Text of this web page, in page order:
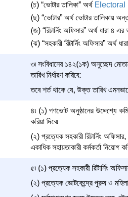
(চ) “ভোটার তালিকা” অর্থ Electoral
(ছ) “ভোটার” অর্থ ভোটার তালিকায়
(জ) “রিটার্নিং অফিসার” অর্থ ধারা ৪
(ঝ) “সহকারী রিটার্নিং অফিসার” অর্থ
৩৷ সংবিধানের ১৪২(১ক) অনুচ্ছেদ
তারিখ নির্ধারণ করিবে:
তবে শর্ত থাকে যে, উক্ত তারিখ
৪৷ (১) গণভোট অনুষ্ঠানের উদ্দেশ্যে
করিয়া দিবে৷
(২) প্রত্যেক সহকারী রিটার্নিং
একাধিক সহায়তাকারী কর্মকর্তা নিয়োগ
৫৷ (১) প্রত্যেক সহকারী রিটার্নিং
(২) প্রত্যেক ভোটকেন্দ্রে পুরুষ ও